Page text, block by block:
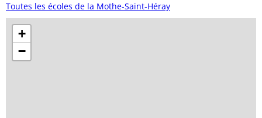
Toutes les écoles de la Mothe-Saint-Héray
+
−